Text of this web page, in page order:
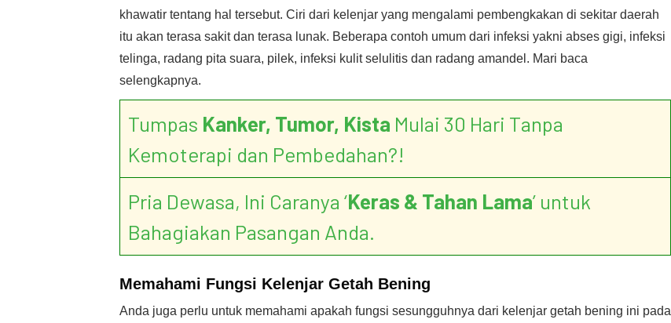
khawatir tentang hal tersebut. Ciri dari kelenjar yang mengalami pembengkakan di sekitar daerah
itu akan terasa sakit dan terasa lunak. Beberapa contoh umum dari infeksi yakni abses gigi, infeksi
telinga, radang pita suara, pilek, infeksi kulit selulitis dan radang amandel. Mari baca
selengkapnya.
Tumpas Kanker, Tumor, Kista Mulai 30 Hari Tanpa
Kemoterapi dan Pembedahan?!
Pria Dewasa, Ini Caranya ‘Keras & Tahan Lama’ untuk
Bahagiakan Pasangan Anda.
Memahami Fungsi Kelenjar Getah Bening
Anda juga perlu untuk memahami apakah fungsi sesungguhnya dari kelenjar getah bening ini pada